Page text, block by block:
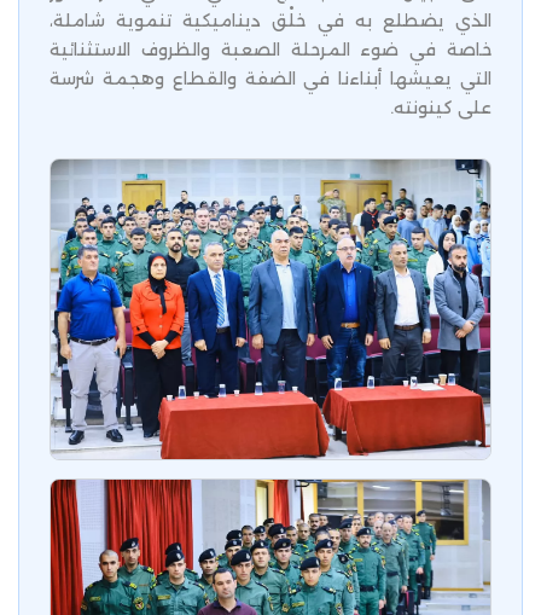
الذي يضطلع به في خلْق ديناميكية تنموية شاملة،
خاصة في ضوء المرحلة الصعبة والظروف الاستثنائية
التي يعيشها أبناءنا في الضفة والقطاع وهجمة شرسة
على كينونته.